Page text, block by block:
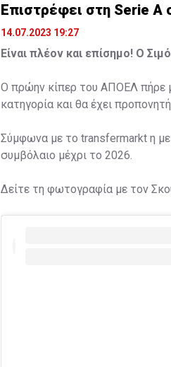
Επιστρέφει στη Serie A
14.07.2023 19:27
Είναι πλέον και επίσημο! Ο
Ο πρώην κίπερ του ΑΠΟΕΛ πήρε
κατηγορία και θα έχει
Σύμφωνα με το transfermarkt η
συμβόλαιο μέχρι το 2026.
Δείτε τη φωτογραφία με τον